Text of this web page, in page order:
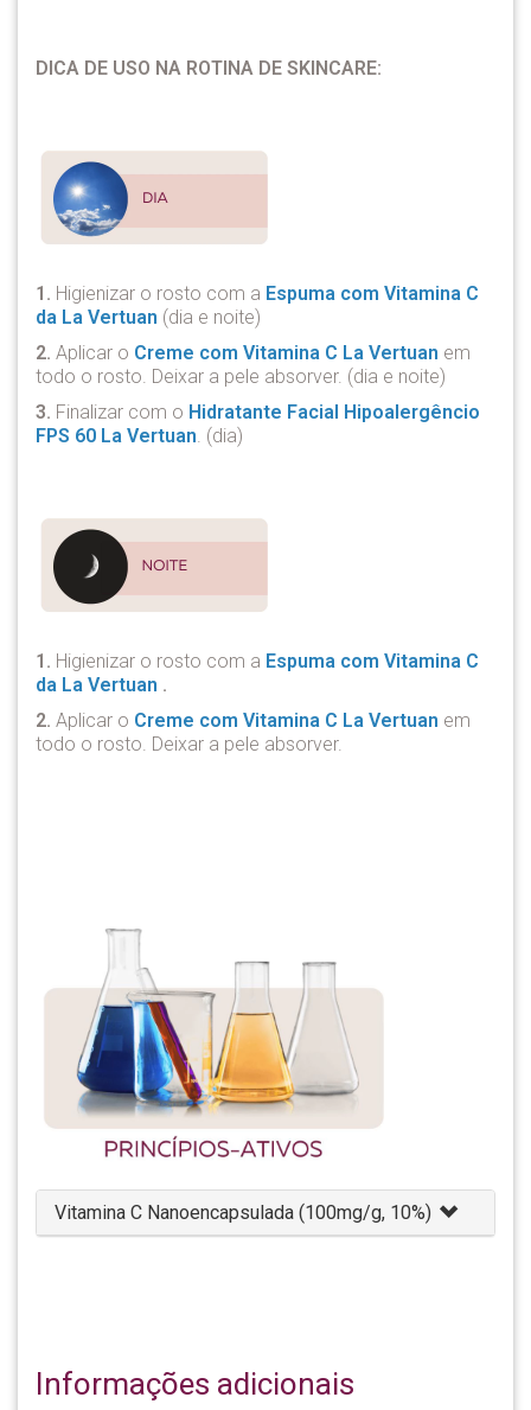
DICA DE USO NA ROTINA DE SKINCARE:
1. Higienizar o rosto com a Espuma com Vitamina C
da La Vertuan (dia e noite)
2. Aplicar o Creme com Vitamina C La Vertuan em
todo o rosto. Deixar a pele absorver. (dia e noite)
3. Finalizar com o Hidratante Facial Hipoalergêncio
FPS 60 La Vertuan. (dia)
1. Higienizar o rosto com a Espuma com Vitamina C
da La Vertuan .
2. Aplicar o Creme com Vitamina C La Vertuan em
todo o rosto. Deixar a pele absorver.
Vitamina C Nanoencapsulada (100mg/g, 10%)
Informações adicionais